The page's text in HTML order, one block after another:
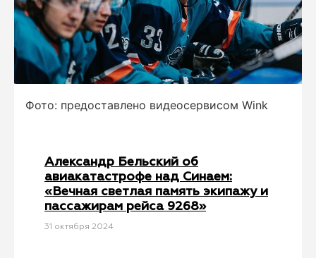
Фото: предоставлено видеосервисом Wink
Александр Бельский об
авиакатастрофе над Синаем:
«Вечная светлая память экипажу и
пассажирам рейса 9268»
31 октября 2024